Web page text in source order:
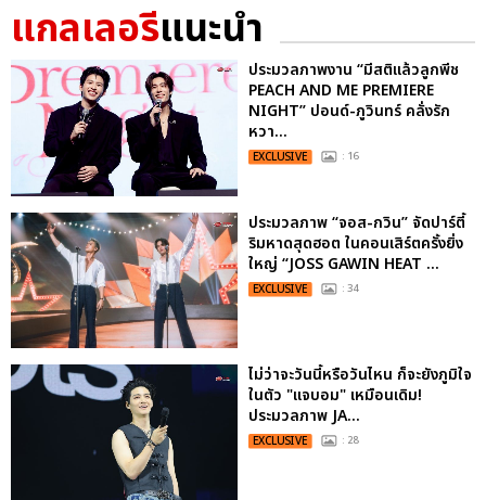
แกลเลอรีแนะนำ
ประมวลภาพงาน “มีสติแล้วลูกพีช
PEACH AND ME PREMIERE
NIGHT” ปอนด์-ภูวินทร์ คลั่งรัก
หวา...
EXCLUSIVE : 16
ประมวลภาพ “จอส-กวิน” จัดปาร์ตี้
ริมหาดสุดฮอต ในคอนเสิร์ตครั้งยิ่ง
ใหญ่ “JOSS GAWIN HEAT ...
EXCLUSIVE : 34
ไม่ว่าจะวันนี้หรือวันไหน ก็จะยังภูมิใจ
ในตัว "แจบอม" เหมือนเดิม!
ประมวลภาพ JA...
EXCLUSIVE : 28